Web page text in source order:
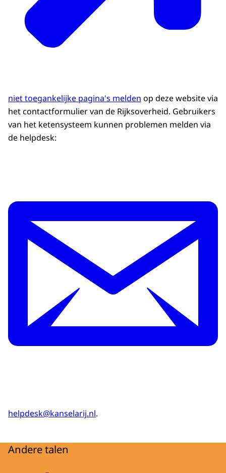
niet toegankelijke pagina's melden op deze website via
het contactformulier van de Rijksoverheid. Gebruikers
van het ketensysteem kunnen problemen melden via
de helpdesk:
helpdesk@kanselarij.nl.
Andere talen